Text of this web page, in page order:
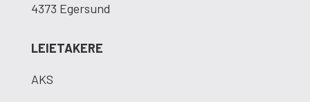
4373 Egersund
LEIETAKERE
AKS